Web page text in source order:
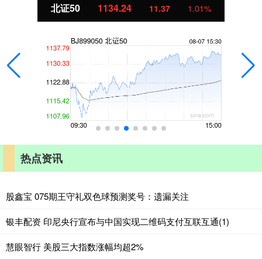
北证50 1134.24 11.37 1.01%
热点资讯
股鑫宝 075期王守礼双色球预测奖号：遗漏关注
银丰配资 印尼央行宣布与中国实现二维码支付互联互通(1)
慧眼智行 美股三大指数涨幅均超2%